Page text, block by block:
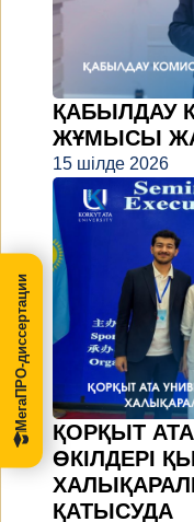
ҚАБЫЛДАУ
ЖҰМЫСЫ
15 шілде 2026
ҚОРҚЫТ АТА
ӨКІЛДЕРІ
ҚАТЫСУДА
МегаПРО-диссертации